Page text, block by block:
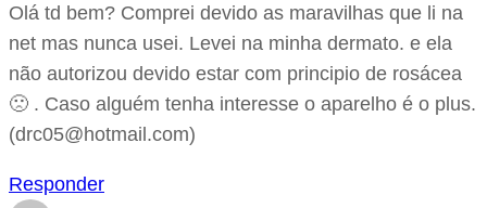
Olá td bem? Comprei devido as maravilhas que li na
net mas nunca usei. Levei na minha dermato. e ela
não autorizou devido estar com principio de rosácea
🙁 . Caso alguém tenha interesse o aparelho é o plus.
(drc05@hotmail.com)
Responder